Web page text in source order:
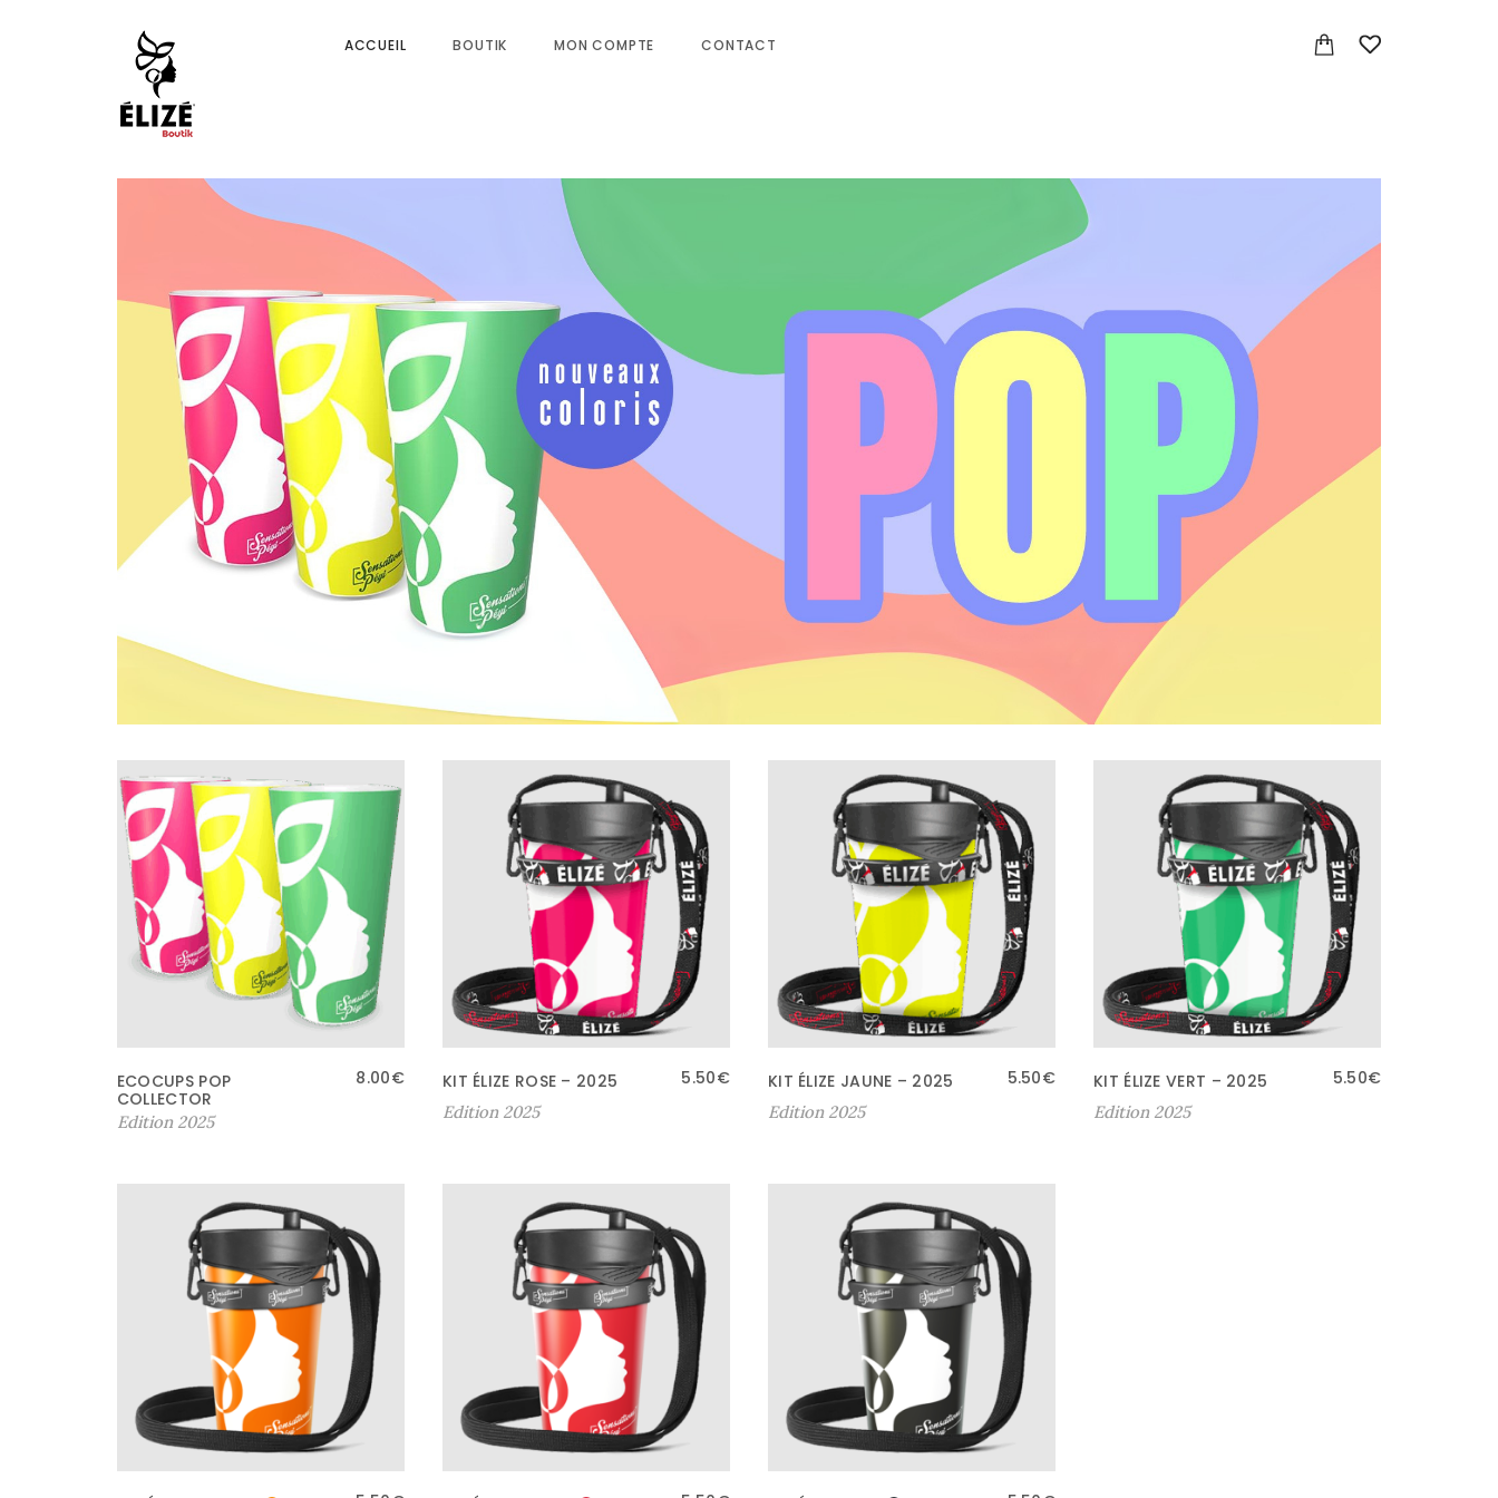
ACCUEIL BOUTIK MON COMPTE CONTACT
ECOCUPS POP
COLLECTOR
8.00€
Edition 2025
KIT ÉLIZE ROSE – 2025 5.50€
Edition 2025
KIT ÉLIZE JAUNE – 2025 5.50€
Edition 2025
KIT ÉLIZE VERT – 2025 5.50€
Edition 2025